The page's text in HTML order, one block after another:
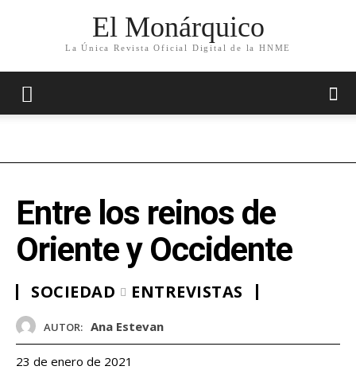
El Monárquico
La Única Revista Oficial Digital de la HNME
Entre los reinos de
Oriente y Occidente
SOCIEDAD ENTREVISTAS
AUTOR: Ana Estevan
23 de enero de 2021